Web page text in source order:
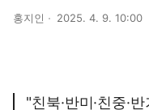
홍지인 2025. 4. 9. 10:00
"친북·반미·친중·